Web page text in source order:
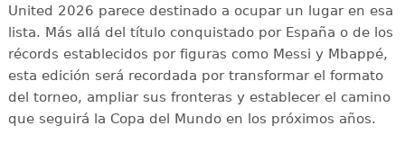
United 2026 parece destinado a ocupar un lugar en esa
lista. Más allá del título conquistado por España o de los
récords establecidos por figuras como Messi y Mbappé,
esta edición será recordada por transformar el formato
del torneo, ampliar sus fronteras y establecer el camino
que seguirá la Copa del Mundo en los próximos años.